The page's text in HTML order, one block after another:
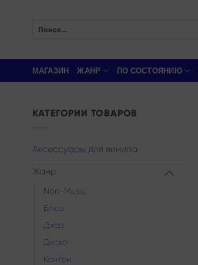
МАГАЗИН ЖАНР ПО СОСТОЯНИЮ
КАТЕГОРИИ ТОВАРОВ
Аксессуары для винила
Жанр
Non-Music
Блюз
Джаз
Диско
Кантри